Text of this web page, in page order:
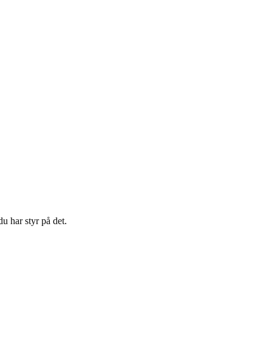
har styr på det.